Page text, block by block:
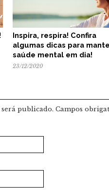
Inspira, respira! Confira
algumas dicas para
saúde mental em dia!
23/12/2020
publicado. Campos